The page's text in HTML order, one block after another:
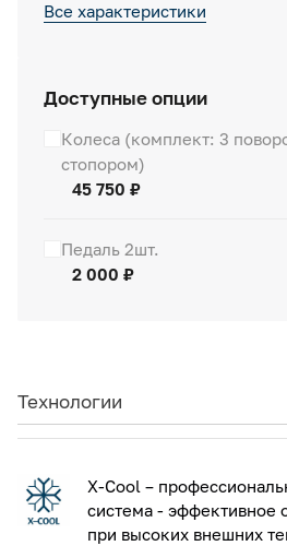
Все характеристики
Доступные опции
Колеса (комплект: 3
стопором)
45 750 ₽
Педаль 2шт.
2 000 ₽
Технологии
X-Cool –
система - эффективное
при высоких внешних